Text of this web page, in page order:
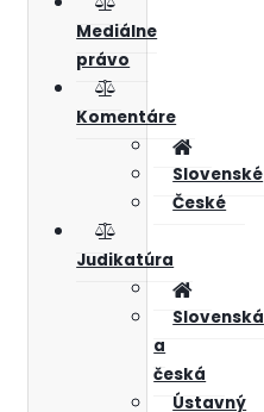
Mediálne
právo
Komentáre
Slovenské
České
Judikatúra
Slovenská
a
česká
Ústavný